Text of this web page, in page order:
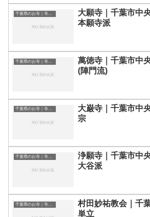
千葉県のお寺｜寺院一覧
大願寺｜千葉市中
本願寺派
千葉県のお寺｜寺院一覧
萬徳寺｜千葉市中
(陣門流)
千葉県のお寺｜寺院一覧
大巌寺｜千葉市中
宗
千葉県のお寺｜寺院一覧
浄願寺｜千葉市中
大谷派
千葉県のお寺｜寺院一覧
村田妙祐教会｜千
単立